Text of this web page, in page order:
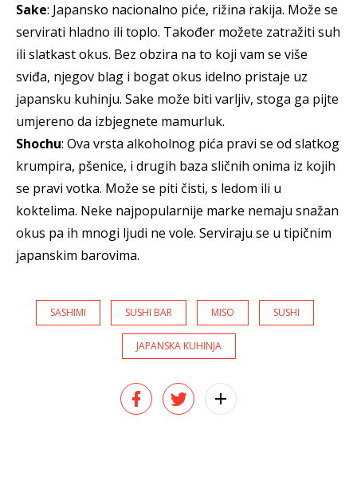
Sake: Japansko nacionalno piće, rižina rakija. Može se
servirati hladno ili toplo. Također možete zatražiti suh
ili slatkast okus. Bez obzira na to koji vam se više
sviđa, njegov blag i bogat okus idelno pristaje uz
japansku kuhinju. Sake može biti varljiv, stoga ga pijte
umjereno da izbjegnete mamurluk.
Shochu: Ova vrsta alkoholnog pića pravi se od slatkog
krumpira, pšenice, i drugih baza sličnih onima iz kojih
se pravi votka. Može se piti čisti, s ledom ili u
koktelima. Neke najpopularnije marke nemaju snažan
okus pa ih mnogi ljudi ne vole. Serviraju se u tipičnim
japanskim barovima.
SASHIMI SUSHI BAR MISO SUSHI
JAPANSKA KUHINJA